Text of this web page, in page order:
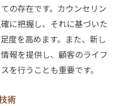
の存在です。カウンセリン
に把握し、それに基づいた
度を高めます。また、新し
報を提供し、顧客のライフ
を行うことも重要です。
術